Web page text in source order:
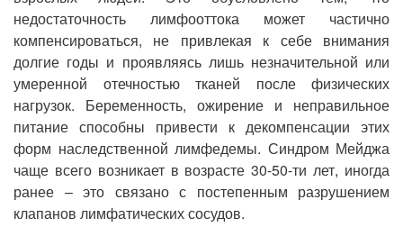
недостаточность лимфооттока может частично
компенсироваться, не привлекая к себе внимания
долгие годы и проявляясь лишь незначительной или
умеренной отечностью тканей после физических
нагрузок. Беременность, ожирение и неправильное
питание способны привести к декомпенсации этих
форм наследственной лимфедемы. Синдром Мейджа
чаще всего возникает в возрасте 30-50-ти лет, иногда
ранее – это связано с постепенным разрушением
клапанов лимфатических сосудов.